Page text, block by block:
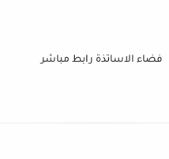
فضاء الاساتذة رابط مباشر